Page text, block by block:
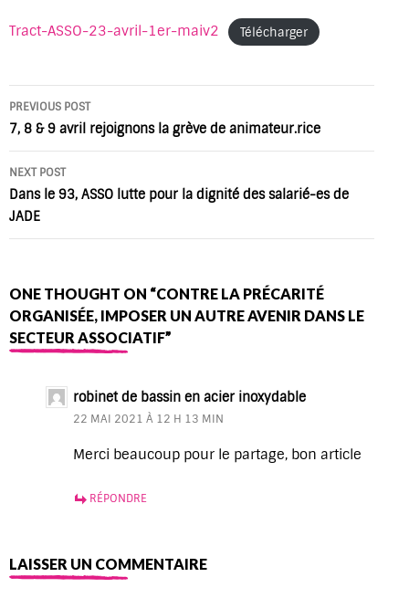
Tract-ASSO-23-avril-1er-maiv2 Télécharger
Post
navigation
PREVIOUS POST
7, 8 & 9 avril rejoignons la grève de animateur.rice
NEXT POST
Dans le 93, ASSO lutte pour la dignité des salarié-es de
JADE
ONE THOUGHT ON “CONTRE LA PRÉCARITÉ
ORGANISÉE, IMPOSER UN AUTRE AVENIR DANS LE
SECTEUR ASSOCIATIF”
robinet de bassin en acier inoxydable
22 MAI 2021 À 12 H 13 MIN
Merci beaucoup pour le partage, bon article
RÉPONDRE
LAISSER UN COMMENTAIRE